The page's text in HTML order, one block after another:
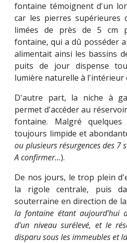
fontaine témoignent d'un
car les pierres supérieures
limées de près de 5 cm
fontaine, qui a dû posséder
alimentait ainsi les bassins
puits de jour dispense
lumière naturelle à l'intérieur
D'autre part, la niche à
permet d'accéder au
fontaine. Malgré
toujours limpide et
ou plusieurs résurgences des 7
A confirmer...).
De nos jours, le trop plein
la rigole centrale, puis
souterraine en direction de la
la fontaine étant aujourd'hui
d'un niveau surélevé, et le
disparu sous les immeubles et